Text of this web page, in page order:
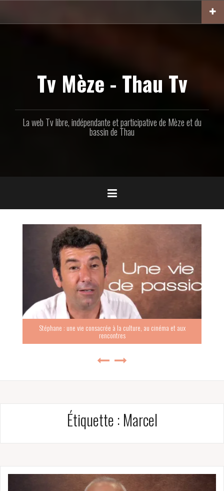
contenu
Tv Mèze - Thau Tv
La web Tv libre, indépendante et participative de Mèze et du
bassin de Thau
Stéphane : une vie consacrée à la culture, au cinéma et aux
Étiquette : Marcel